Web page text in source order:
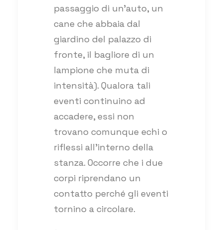
passaggio di un’auto, un
cane che abbaia dal
giardino del palazzo di
fronte, il bagliore di un
lampione che muta di
intensità). Qualora tali
eventi continuino ad
accadere, essi non
trovano comunque echi o
riflessi all’interno della
stanza. Occorre che i due
corpi riprendano un
contatto perché gli eventi
tornino a circolare.